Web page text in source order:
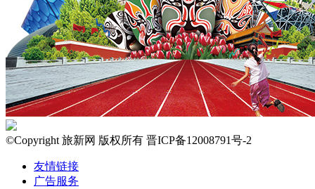
©Copyright 旅新网 版权所有 晋ICP备12008791号-2
友情链接
广告服务